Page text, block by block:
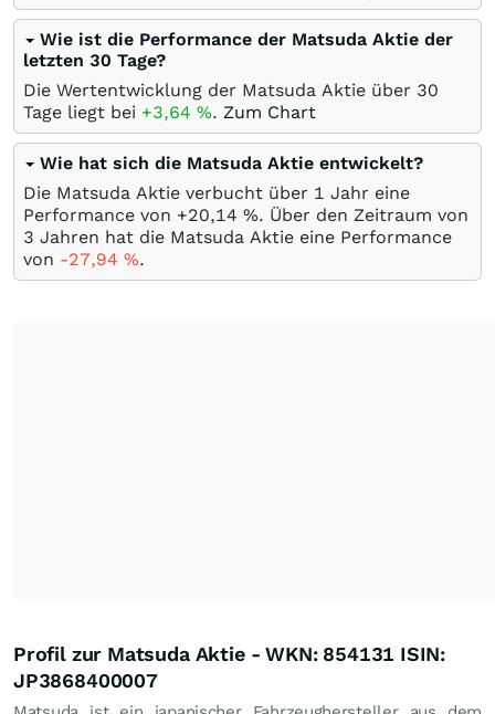
Wie ist die Performance der Matsuda Aktie der
letzten 30 Tage?
Die Wertentwicklung der Matsuda Aktie über 30
Tage liegt bei +3,64 %. Zum Chart
Wie hat sich die Matsuda Aktie entwickelt?
Die Matsuda Aktie verbucht über 1 Jahr eine
Performance von +20,14 %. Über den Zeitraum von
3 Jahren hat die Matsuda Aktie eine Performance
von -27,94 %.
Profil zur Matsuda Aktie - WKN: 854131 ISIN:
JP3868400007